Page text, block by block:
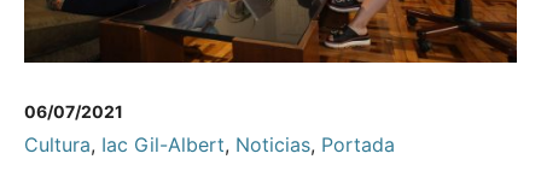
06/07/2021
Cultura, Iac Gil-Albert, Noticias, Portada